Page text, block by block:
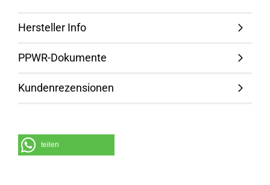
Hersteller Info
PPWR-Dokumente
Kundenrezensionen
teilen